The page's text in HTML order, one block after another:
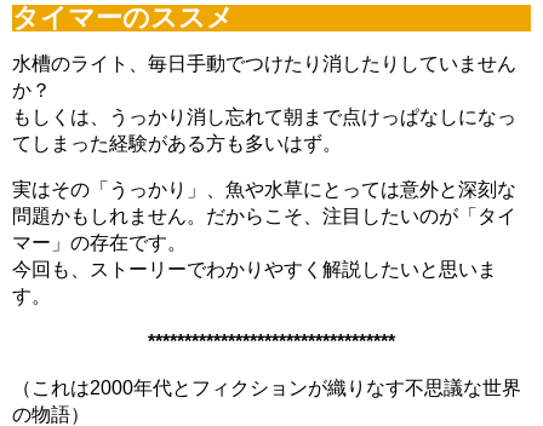
マツモが育てるには？ライト、CO2、肥料、トリミングどうする？
（6/9）
マツモをシェルターにする理由。仕方なくホームセンターまで行った訳
（6/2）
どうしてアカヒレは、安価で地味なのに人を魅了してやまないのか？
（5/26）
水槽立ち上げ！悩むパイロットフィッシュ選びはコイ科のアカヒレで
（5/19）
復帰・復活→放置した水槽・外部フィルターは水が漏れないか確認を！
（5/12）
熱帯魚とブームで価格高騰に巻き込まれた話。その時の心構えとは？
（5/5）
素手でコリドラスを追いかけまわした結果、激痛・悶絶そして反省
（4/29）
湧き水水槽を作るつもりが、大きなクレーターを作ってしまった君へ
コリドラスを飼育するなら水槽に敷いておきたい田砂の話 （4/15）
タイマーのススメ
水槽のライト、毎日手動でつけたり消したりしていません
か？
もしくは、うっかり消し忘れて朝まで点けっぱなしになっ
てしまった経験がある方も多いはず。
実はその「うっかり」、魚や水草にとっては意外と深刻な
問題かもしれません。だからこそ、注目したいのが「タイ
マー」の存在です。
今回も、ストーリーでわかりやすく解説したいと思いま
す。
**********************************
（これは2000年代とフィクションが織りなす不思議な世界
の物語）